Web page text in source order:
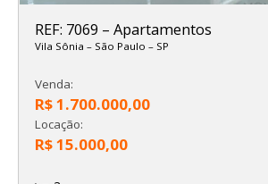
REF: 7069 – Apartamentos
Vila Sônia – São Paulo – SP
Venda:
R$ 1.700.000,00
Locação:
R$ 15.000,00